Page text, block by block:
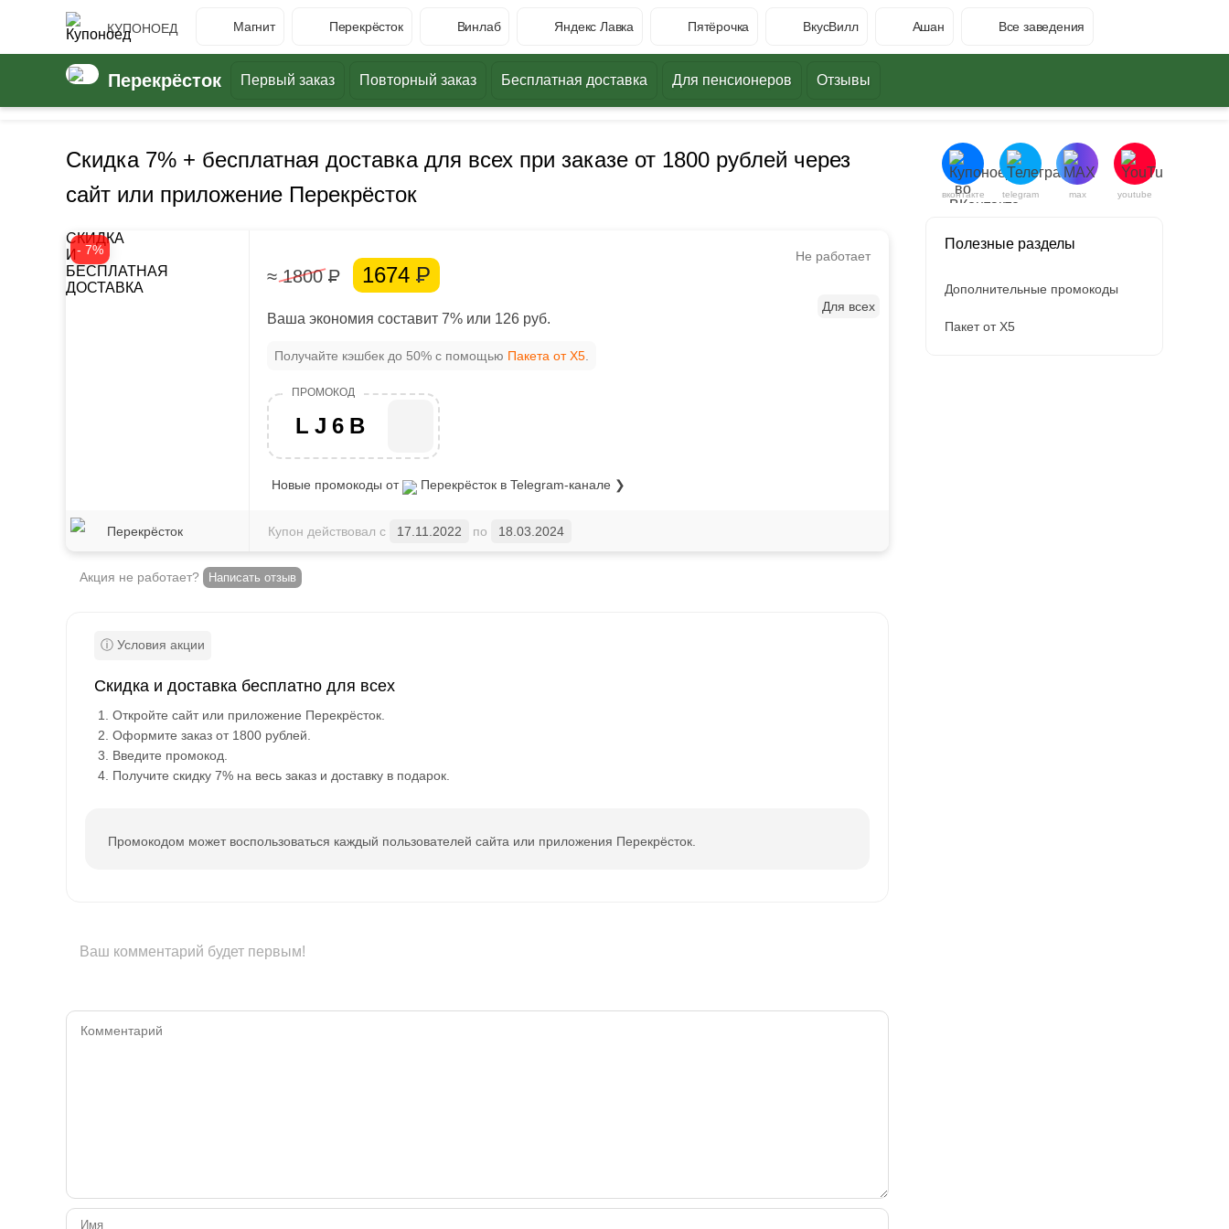
КУПОНОЕД Магнит Перекрёсток Винлаб Яндекс Лавка Пятёрочка ВкусВилл Ашан Все заведения
Перекрёсток Первый заказ Повторный заказ Бесплатная доставка Для пенсионеров Отзывы
Скидка 7% + бесплатная доставка для всех при заказе от 1800 рублей через
сайт или приложение Перекрёсток
- 7%
СКИДКА
И
БЕСПЛАТНАЯ
ДОСТАВКА
Перекрёсток
Не работает
≈ 1800Р 1674 Р
Ваша экономия составит 7% или 126 руб.
Получайте кэшбек до 50% с помощью Пакета от X5
LJ6B
Новые промокоды от Перекрёсток в Telegram-канале ❯
Для всех
Купон действовал с 17.11.2022 по 18.03.2024
Акция не работает? Написать отзыв
Скидка и доставка бесплатно для всех
Откройте сайт или приложение Перекрёсток.
Оформите заказ от 1800 рублей.
Введите промокод.
Получите скидку 7% на весь заказ и доставку в подарок.
Промокодом может воспользоваться каждый пользователей сайта или приложения Перекрёсток.
Ваш комментарий будет первым!
вконтакте telegram max youtube
Полезные разделы
Дополнительные промокоды
Пакет от X5